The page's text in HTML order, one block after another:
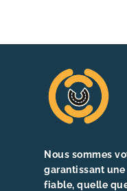
Nous sommes
garantissant une
fiable, quelle